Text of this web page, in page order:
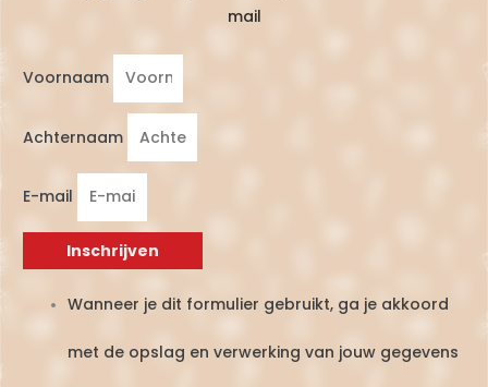
mail
Voornaam
Achternaam
E-mail
Inschrijven
Wanneer je dit formulier gebruikt, ga je akkoord
met de opslag en verwerking van jouw gegevens